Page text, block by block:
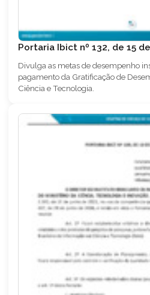
Portaria Ibict nº 132, de 15
Divulga as metas de desempenho
pagamento da Gratificação de
Ciência e Tecnologia.